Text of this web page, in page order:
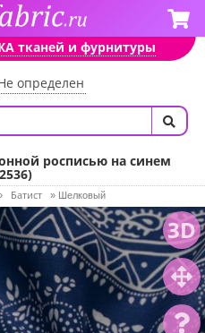
тканей и фурнитуры
определен
росписью на синем
Батист » Шелковый
3D